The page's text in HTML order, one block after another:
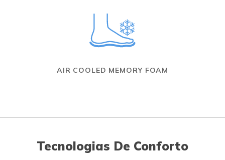
AIR COOLED MEMORY FOAM
Tecnologias De Conforto